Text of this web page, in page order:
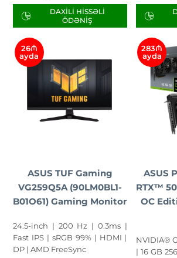
DAXILI HISSƏLI
ÖDƏNIŞ
26₼
ayda
ASUS TUF Gaming
VG259Q5A (90LM0BL1-
B01O61) Gaming Monitor
24.5-inch | 200 Hz | 0.3ms |
Fast IPS | sRGB 99% | HDMI |
DP | AMD FreeSync
283₼
ayda
ASUS
RTX™
OC
NVIDIA®
| 16 GB